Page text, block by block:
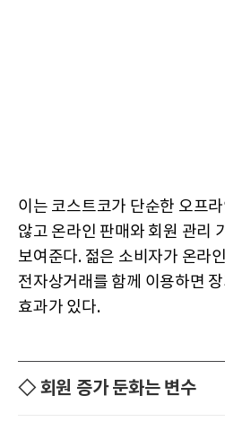
이는 코스트코가 단순한 오프
않고 온라인 판매와 회원 관리
보여준다. 젊은 소비자가 온라
전자상거래를 함께 이용하면
효과가 있다.
◇ 회원 증가 둔화는 변수